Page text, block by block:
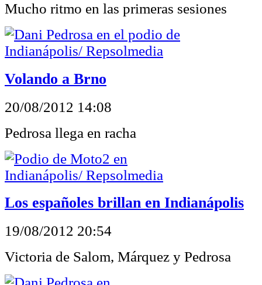
Mucho ritmo en las primeras sesiones
Volando a Brno
20/08/2012 14:08
Pedrosa llega en racha
Los españoles brillan en Indianápolis
19/08/2012 20:54
Victoria de Salom, Márquez y Pedrosa